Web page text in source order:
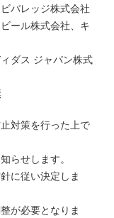
バレッジ株式会社
ール株式会社、キ
ダス ジャパン株式
対策を行った上で
らせします。
に従い決定しま
が必要となりま